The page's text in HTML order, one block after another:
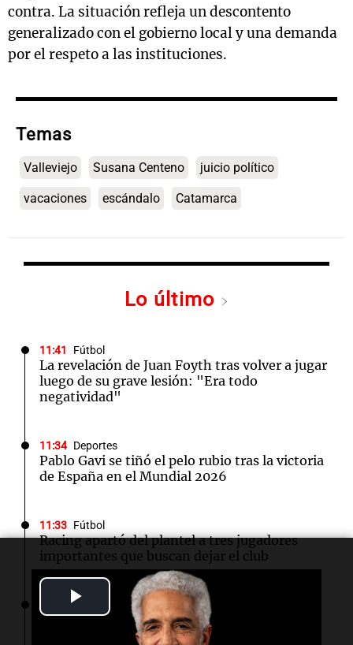
Play
Video
contra. La situación refleja un descontento
generalizado con el gobierno local y una demanda
por el respeto a las instituciones.
Temas
Valleviejo Susana Centeno juicio político
vacaciones escándalo Catamarca
Lo último
11:41 Fútbol
La revelación de Juan Foyth tras volver a jugar
luego de su grave lesión: "Era todo
negatividad"
11:34 Deportes
Pablo Gavi se tiñó el pelo rubio tras la victoria
de España en el Mundial 2026
11:33 Fútbol
Racing apartó del plantel a tres jugadores
importantes que buscan dejar el club
Fútbol
La FIFA se disculpó por el fallido intento de
atraer inversores privados a sus torneos